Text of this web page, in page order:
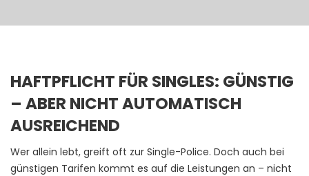
HAFTPFLICHT FÜR SINGLES: GÜNSTIG
– ABER NICHT AUTOMATISCH
AUSREICHEND
Wer allein lebt, greift oft zur Single-Police. Doch auch bei
günstigen Tarifen kommt es auf die Leistungen an – nicht